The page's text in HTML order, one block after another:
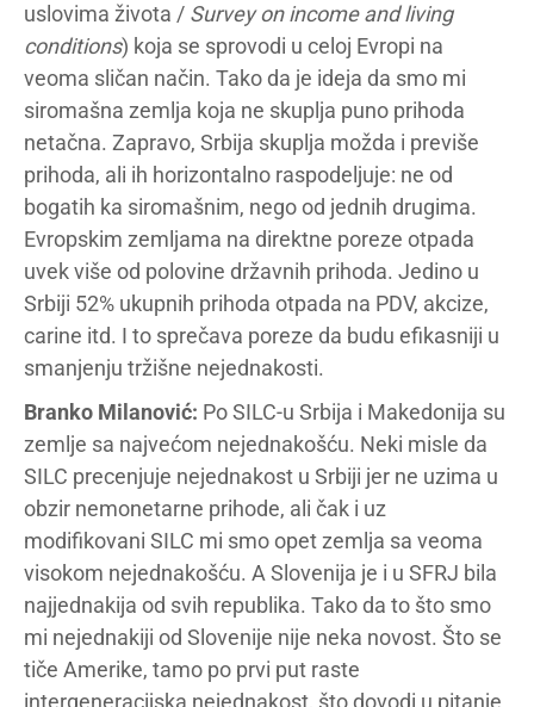
uslovima života / Survey on income and living
conditions) koja se sprovodi u celoj Evropi na
veoma sličan način. Tako da je ideja da smo mi
siromašna zemlja koja ne skuplja puno prihoda
netačna. Zapravo, Srbija skuplja možda i previše
prihoda, ali ih horizontalno raspodeljuje: ne od
bogatih ka siromašnim, nego od jednih drugima.
Evropskim zemljama na direktne poreze otpada
uvek više od polovine državnih prihoda. Jedino u
Srbiji 52% ukupnih prihoda otpada na PDV, akcize,
carine itd. I to sprečava poreze da budu efikasniji u
smanjenju tržišne nejednakosti.
Branko Milanović: Po SILC-u Srbija i Makedonija su
zemlje sa najvećom nejednakošću. Neki misle da
SILC precenjuje nejednakost u Srbiji jer ne uzima u
obzir nemonetarne prihode, ali čak i uz
modifikovani SILC mi smo opet zemlja sa veoma
visokom nejednakošću. A Slovenija je i u SFRJ bila
najjednakija od svih republika. Tako da to što smo
mi nejednakiji od Slovenije nije neka novost. Što se
tiče Amerike, tamo po prvi put raste
intergeneracijska nejednakost, što dovodi u pitanje